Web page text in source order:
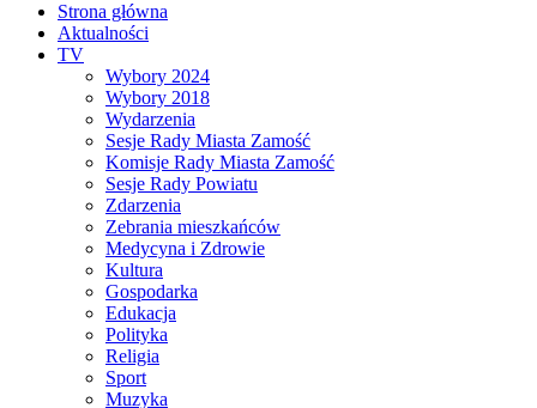
Strona główna
Aktualności
TV
Wybory 2024
Wybory 2018
Wydarzenia
Sesje Rady Miasta Zamość
Komisje Rady Miasta Zamość
Sesje Rady Powiatu
Zdarzenia
Zebrania mieszkańców
Medycyna i Zdrowie
Kultura
Gospodarka
Edukacja
Polityka
Religia
Sport
Muzyka